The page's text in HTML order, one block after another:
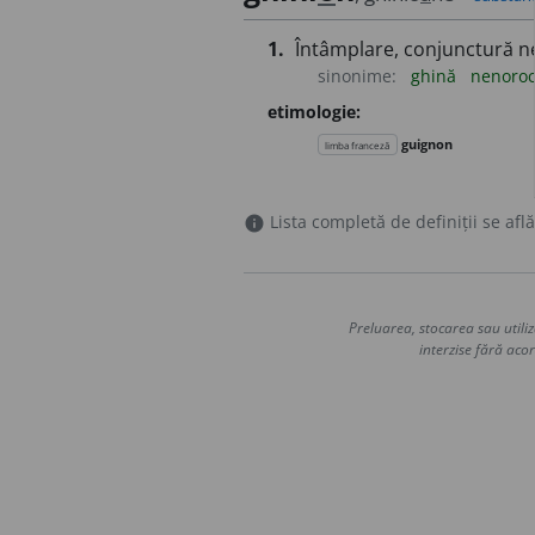
1. Întâmplare, conjunctură
sinonime: ghină nenoroc
etimologie:
limba franceză guignon
info Lista completă de definiții se
Preluarea, stocarea sau
interzise fără